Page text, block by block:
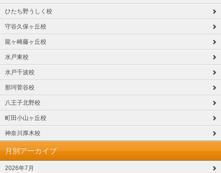
ひたち野うしく校
守谷久保ヶ丘校
龍ヶ崎藤ヶ丘校
水戸東校
水戸千波校
那珂菅谷校
八王子北野校
町田小山ヶ丘校
神奈川厚木校
月別アーカイブ
2026年7月